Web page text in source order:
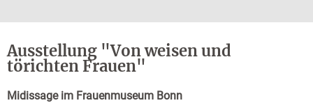
Ausstellung "Von weisen und
törichten Frauen"
Midissage im Frauenmuseum Bonn